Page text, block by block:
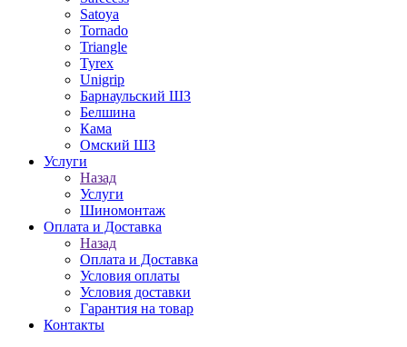
Satoya
Tornado
Triangle
Tyrex
Unigrip
Барнаульский ШЗ
Белшина
Кама
Омский ШЗ
Услуги
Назад
Услуги
Шиномонтаж
Оплата и Доставка
Назад
Оплата и Доставка
Условия оплаты
Условия доставки
Гарантия на товар
Контакты